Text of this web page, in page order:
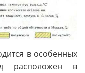
в особенных
расположен в